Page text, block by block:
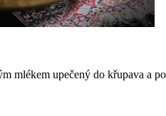
mlékem upečený do křupava a